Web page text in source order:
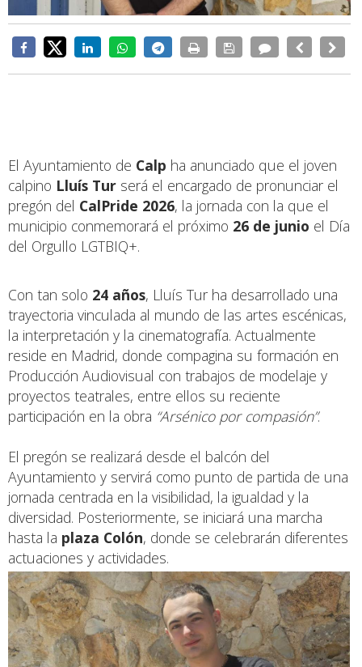
El Ayuntamiento de Calp ha anunciado que el joven
calpino Lluís Tur será el encargado de pronunciar el
pregón del CalPride 2026, la jornada con la que el
municipio conmemorará el próximo 26 de junio el Día
del Orgullo LGTBIQ+.
Con tan solo 24 años, Lluís Tur ha desarrollado una
trayectoria vinculada al mundo de las artes escénicas,
la interpretación y la cinematografía. Actualmente
reside en Madrid, donde compagina su formación en
Producción Audiovisual con trabajos de modelaje y
proyectos teatrales, entre ellos su reciente
participación en la obra “Arsénico por compasión”.
El pregón se realizará desde el balcón del
Ayuntamiento y servirá como punto de partida de una
jornada centrada en la visibilidad, la igualdad y la
diversidad. Posteriormente, se iniciará una marcha
hasta la plaza Colón, donde se celebrarán diferentes
actuaciones y actividades.